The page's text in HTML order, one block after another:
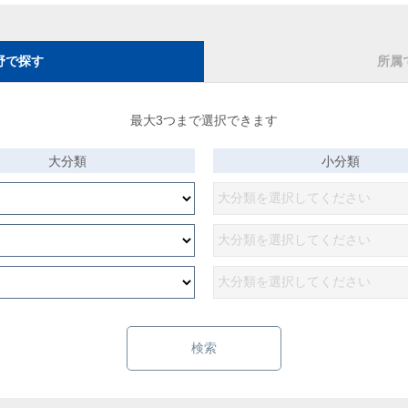
で探す 所属
最大3つまで選択できます
大分類 小分類
検索